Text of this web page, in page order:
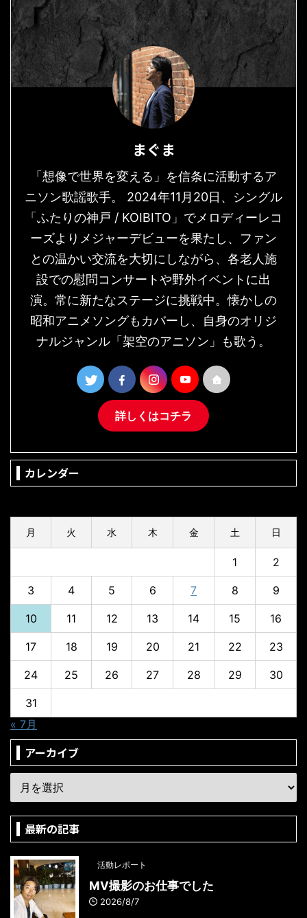
まぐま
「想像で世界を変える」を信条に活動するア
ニソン歌謡歌手。 2024年11月20日、シングル
「ふたりの神戸 / KOIBITO」でメロディーレコ
ーズよりメジャーデビューを果たし、ファン
との温かい交流を大切にしながら、各老人施
設での慰問コンサートや野外イベントに出
演。常に新たなステージに挑戦中。懐かしの
昭和アニメソングもカバーし、自身のオリジ
ナルジャンル「架空のアニソン」も歌う。
詳しくはコチラ
カレンダー
月 火 水 木 金 土 日
1 2
3 4 5 6 7 8 9
10 11 12 13 14 15 16
17 18 19 20 21 22 23
24 25 26 27 28 29 30
31
« 7月
アーカイブ
最新の記事
活動レポート
MV撮影のお仕事でした
2026/8/7